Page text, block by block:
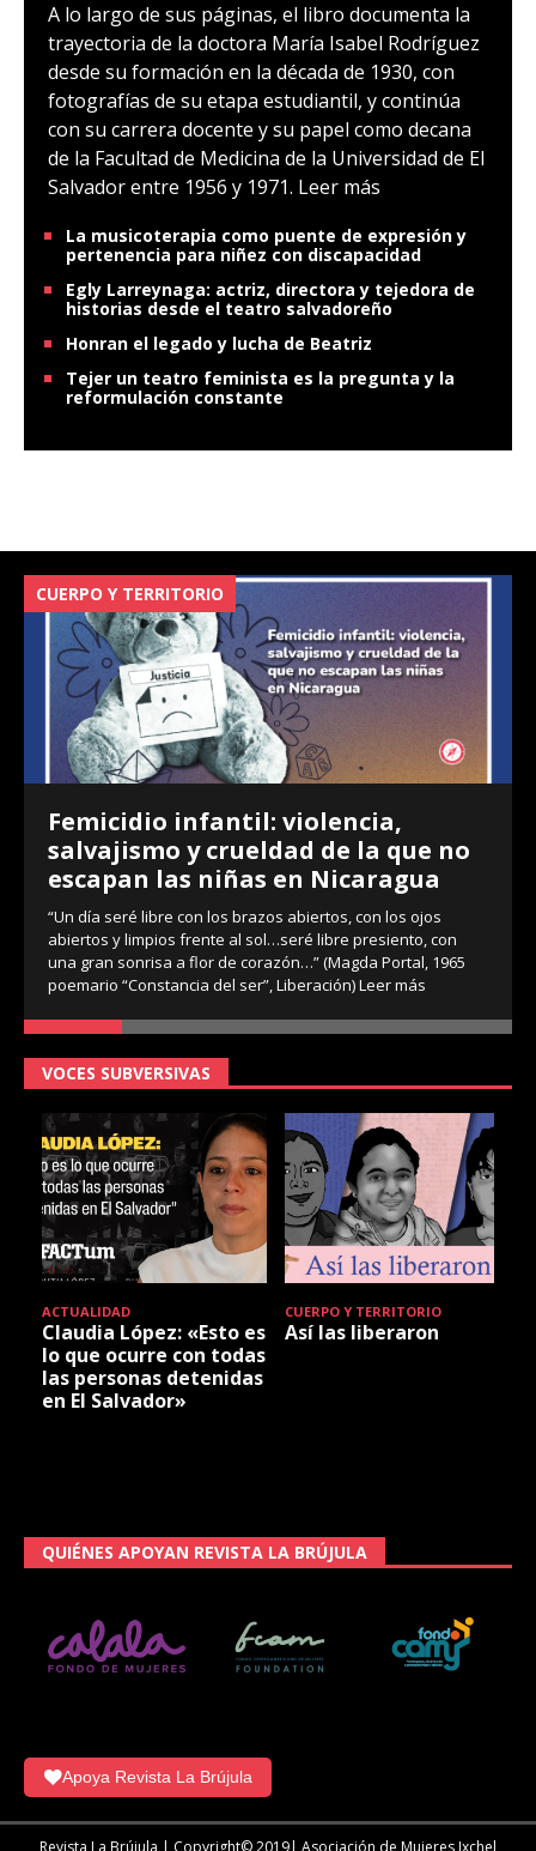
A lo largo de sus páginas, el libro documenta la
trayectoria de la doctora María Isabel Rodríguez
desde su formación en la década de 1930, con
fotografías de su etapa estudiantil, y continúa
con su carrera docente y su papel como decana
de la Facultad de Medicina de la Universidad de El
Salvador entre 1956 y 1971. Leer más
La musicoterapia como puente de expresión y
pertenencia para niñez con discapacidad
Egly Larreynaga: actriz, directora y tejedora de
historias desde el teatro salvadoreño
Honran el legado y lucha de Beatriz
Tejer un teatro feminista es la pregunta y la
reformulación constante
CUERPO Y TERRITORIO
Femicidio infantil: violencia,
salvajismo y crueldad de la que no
escapan las niñas en Nicaragua
“Un día seré libre con los brazos abiertos, con los ojos
abiertos y limpios frente al sol…seré libre presiento, con
una gran sonrisa a flor de corazón…” (Magda Portal, 1965
poemario “Constancia del ser”, Liberación)Leer más
VOCES SUBVERSIVAS
ACTUALIDAD
Claudia López: «Esto es
lo que ocurre con todas
las personas detenidas
en El Salvador»
CUERPO Y TERRITORIO
Así las liberaron
QUIÉNES APOYAN REVISTA LA BRÚJULA
Apoya Revista La Brújula
Revista La Brújula | Copyright© 2019| Asociación de Mujeres Ixchel